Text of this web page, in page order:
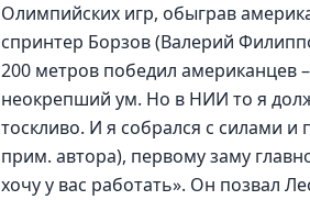
Олимпийских игр, обыграв
спринтер Борзов (Валерий
200 метров победил американцев
неокрепший ум. Но в НИИ то я
тоскливо. И я собрался с силами
прим. автора), первому заму
хочу у вас работать». Он позвал